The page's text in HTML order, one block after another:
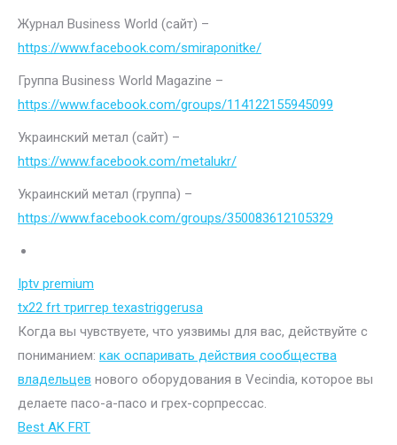
Журнал Business World (сайт) –
https://www.facebook.com/smiraponitke/
Группа Business World Magazine –
https://www.facebook.com/groups/114122155945099
Украинский метал (сайт) –
https://www.facebook.com/metalukr/
Украинский метал (группа) –
https://www.facebook.com/groups/350083612105329
Iptv premium
tx22 frt триггер texastriggerusa
Когда вы чувствуете, что уязвимы для вас, действуйте с
пониманием: как оспаривать действия сообщества
владельцев нового оборудования в Vecindia, которое вы
делаете пасо-а-пасо и грех-сорпрессас.
Best AK FRT